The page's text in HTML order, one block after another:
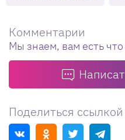
Комментарии
Мы знаем, вам есть что
Поделиться ссылкой